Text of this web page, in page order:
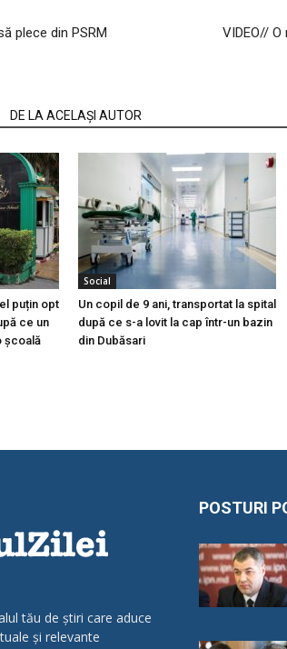
plece din PSRM
VIDEO//
DE LA ACELAȘI AUTOR
puțin opt
ce un
școală
Social
Un copil de 9 ani, transportat la spital
după ce s-a lovit la cap într-un bazin
din Dubăsari
tău de știri care aduce
și relevante
POSTURI